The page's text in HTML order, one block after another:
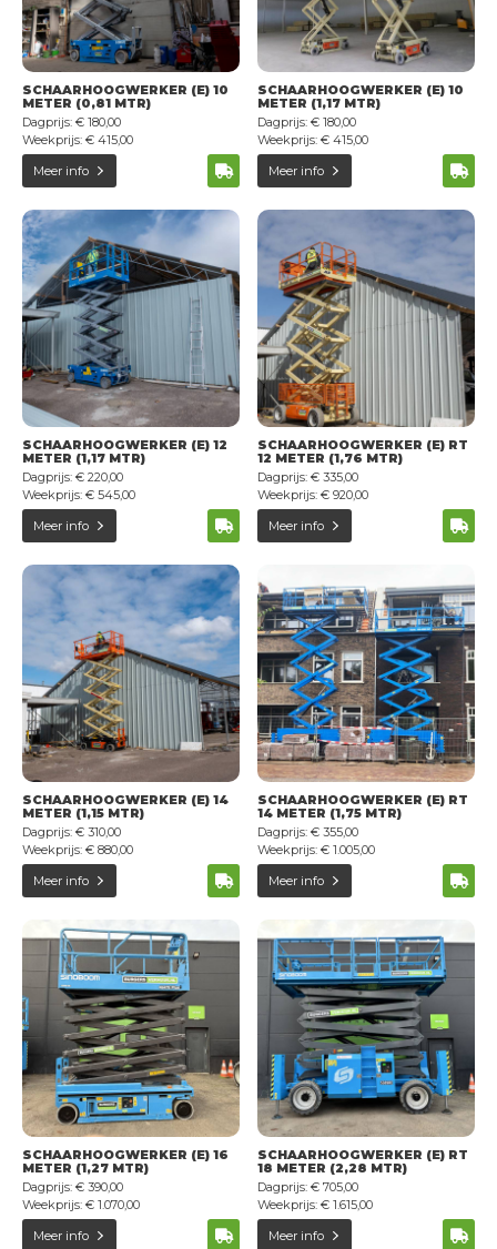
SCHAARHOOGWERKER (E) 10
METER (0,81 MTR)
Dagprijs: € 180,00
Weekprijs: € 415,00
Meer info
SCHAARHOOGWERKER (E) 10
METER (1,17 MTR)
Dagprijs: € 180,00
Weekprijs: € 415,00
Meer info
SCHAARHOOGWERKER (E) 12
METER (1,17 MTR)
Dagprijs: € 220,00
Weekprijs: € 545,00
Meer info
SCHAARHOOGWERKER (E) RT
12 METER (1,76 MTR)
Dagprijs: € 335,00
Weekprijs: € 920,00
Meer info
SCHAARHOOGWERKER (E) 14
METER (1,15 MTR)
Dagprijs: € 310,00
Weekprijs: € 880,00
Meer info
SCHAARHOOGWERKER (E) RT
14 METER (1,75 MTR)
Dagprijs: € 355,00
Weekprijs: € 1.005,00
Meer info
SCHAARHOOGWERKER (E) 16
METER (1,27 MTR)
Dagprijs: € 390,00
Weekprijs: € 1.070,00
Meer info
SCHAARHOOGWERKER (E) RT
18 METER (2,28 MTR)
Dagprijs: € 705,00
Weekprijs: € 1.615,00
Meer info